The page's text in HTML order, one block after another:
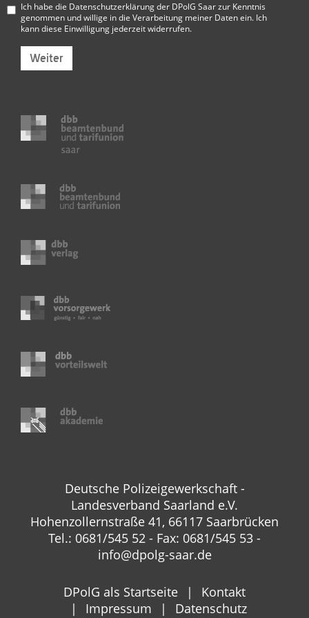
Ich habe die Datenschutzerklärung der DPolG Saarzur Kenntnis
genommen und willige in die Verarbeitung meiner Daten ein. Ich
kann diese Einwilligung jederzeit widerrufen.
Weiter
Deutsche Polizeigewerkschaft -
Landesverband Saarland e.V.
Hohenzollernstraße 41, 66117 Saarbrücken
Tel.: 0681/545 52 - Fax: 0681/545 53 -
info@dpolg-saar.de
DPolG als Startseite
Kontakt
Impressum
Datenschutz